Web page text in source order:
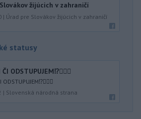
žijúcich v zahraničí
| Úrad pre Slovákov žijúcich v zahraničí
statusy
ODSTUPUJEM⁉️🤷🏻‍♂️
ODSTUPUJEM⁉️🤷🏻‍♂️
| Slovenská národná strana